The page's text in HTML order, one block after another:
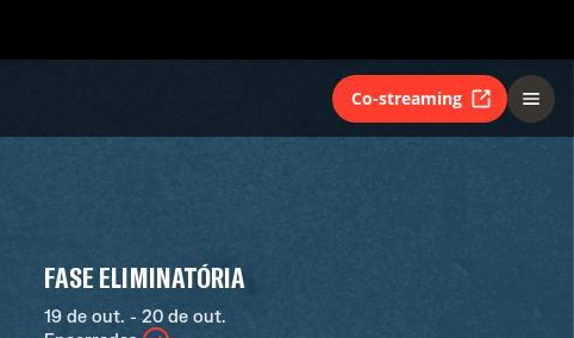
Co-streaming
FASE ELIMINATÓRIA
19 de out. - 20 de out.